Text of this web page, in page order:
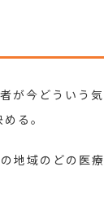
が今どういう気
る。
地域のどの医療